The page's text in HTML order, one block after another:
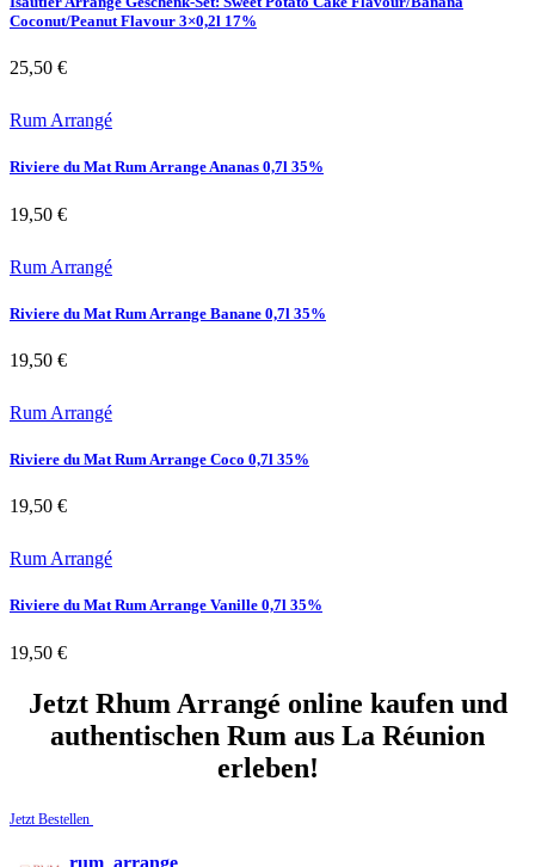
Coconut/Peanut Flavour 3×0,2l 17%
25,50 €
Rum Arrangé
Riviere du Mat Rum Arrange Ananas 0,7l 35%
19,50 €
Rum Arrangé
Riviere du Mat Rum Arrange Banane 0,7l 35%
19,50 €
Rum Arrangé
Riviere du Mat Rum Arrange Coco 0,7l 35%
19,50 €
Rum Arrangé
Riviere du Mat Rum Arrange Vanille 0,7l 35%
19,50 €
Jetzt Rhum Arrangé online kaufen und
authentischen Rum aus La Réunion
erleben!
Jetzt Bestellen